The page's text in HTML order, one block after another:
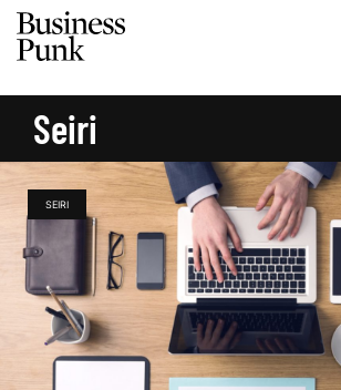
Seiri
SEIRI